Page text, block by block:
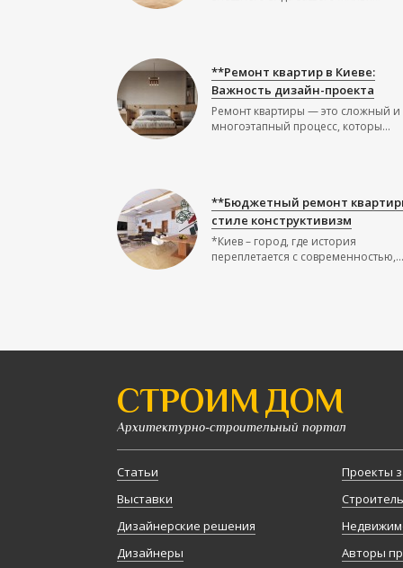
**Ремонт квартир в Киеве:
Важность дизайн-проекта
Ремонт квартиры — это сложный и
многоэтапный процесс, которы...
**Бюджетный ремонт
стиле конструктивизм
*Киев – город, где история
переплетается с современностью,...
СТРОИМ ДОМ
Архитектурно-строительный портал
Статьи
Выставки
Дизайнерские решения
Дизайнеры
Проекты
Авторы